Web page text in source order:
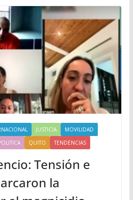
JUSTICIA
MOVILIDAD
QUITO TENDENCIAS
Tensión e
la